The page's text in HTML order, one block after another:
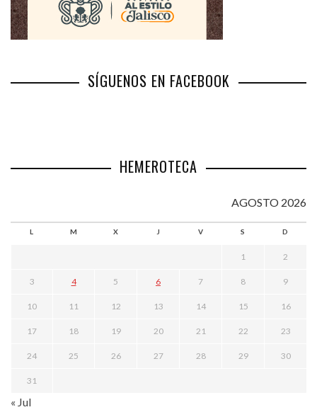
SÍGUENOS EN FACEBOOK
HEMEROTECA
AGOSTO 2026
L M X J V S D
1 2
3 4 5 6 7 8 9
10 11 12 13 14 15 16
17 18 19 20 21 22 23
24 25 26 27 28 29 30
31
« Jul